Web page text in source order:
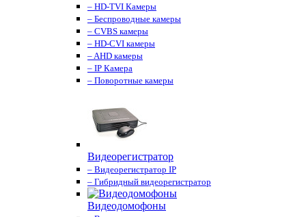
– HD-TVI Камеры
– Беспроводные камеры
– CVBS камеры
– HD-CVI камеры
– AHD камеры
– IP Камера
– Поворотные камеры
Видеорегистратор
– Видеорегистратор IP
– Гибридный видеорегистратор
Видеодомофоны